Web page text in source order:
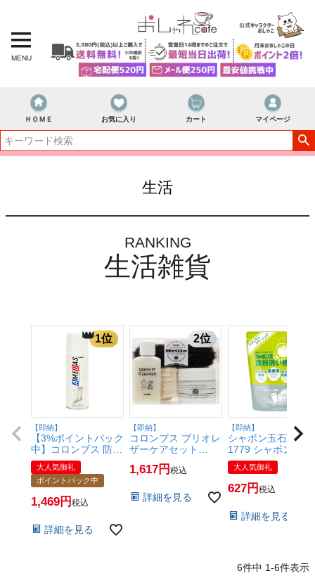
MENU
ＨＯＭＥ お気に入り カート マイページ
生活
RANKING
生活雑貨
【即納】
【3%ポイントバック
中】コロンブス 防水
スプレー アメダス
420ml 【衣類 革 ス
エード スコッチ ス
キーウェア スニーカ
ー 保護】【SBT】
大人気御礼
ポイントバック中
1,469 税込
詳細を見る
【即納】
コロンブス ブリオレ
ザーケアセット
1,617 税込
詳細を見る
【即納】
シャボン玉石けん
1779 シャボン玉食
器洗い機専用
500g【SBT】
(6053837)
大人気御礼
627 税込
詳細を見る
6件中 1-6件表示